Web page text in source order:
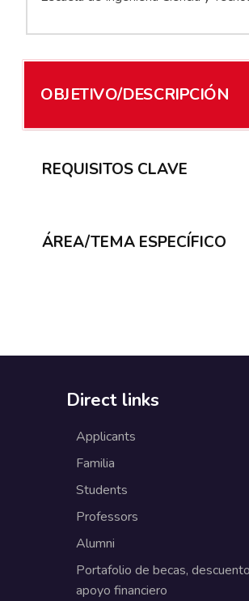
OBJETIVO/DESCRIPCIÓN
REQUISITOS CLAVE
ÁREA/TEMA ESPECÍFICO
Direct links
Applicants
Familia
Students
Professors
Alumni
Portafolio de becas,
apoyo financiero